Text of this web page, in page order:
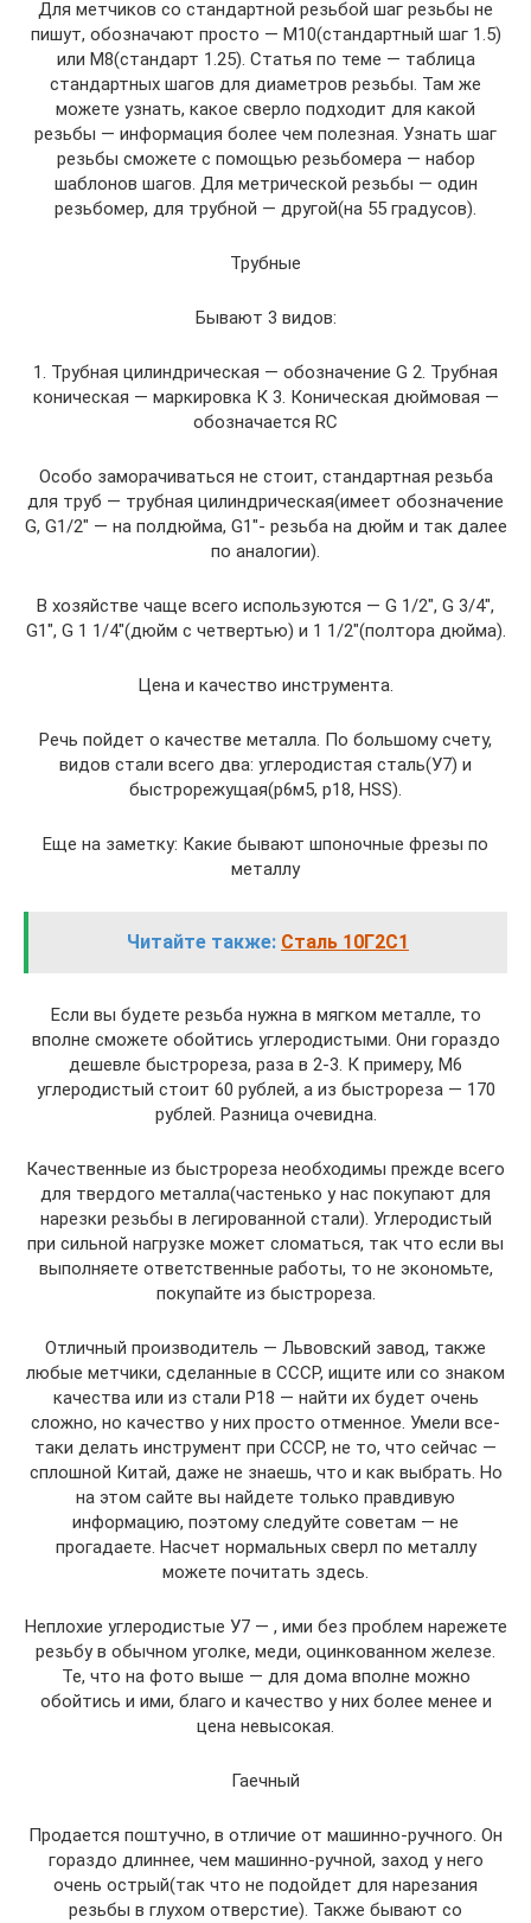
Для метчиков со стандартной резьбой шаг резьбы не
пишут, обозначают просто — М10(стандартный шаг 1.5)
или М8(стандарт 1.25). Статья по теме — таблица
стандартных шагов для диаметров резьбы. Там же
можете узнать, какое сверло подходит для какой
резьбы — информация более чем полезная. Узнать шаг
резьбы сможете с помощью резьбомера — набор
шаблонов шагов. Для метрической резьбы — один
резьбомер, для трубной — другой(на 55 градусов).
Трубные
Бывают 3 видов:
1. Трубная цилиндрическая — обозначение G 2. Трубная
коническая — маркировка К 3. Коническая дюймовая —
обозначается RC
Особо заморачиваться не стоит, стандартная резьба
для труб — трубная цилиндрическая(имеет обозначение
G, G1/2″ — на полдюйма, G1″- резьба на дюйм и так далее
по аналогии).
В хозяйстве чаще всего используются — G 1/2″, G 3/4″,
G1″, G 1 1/4″(дюйм с четвертью) и 1 1/2″(полтора дюйма).
Цена и качество инструмента.
Речь пойдет о качестве металла. По большому счету,
видов стали всего два: углеродистая сталь(У7) и
быстрорежущая(р6м5, р18, HSS).
Еще на заметку: Какие бывают шпоночные фрезы по
металлу
Читайте также: Сталь 10Г2С1
Если вы будете резьба нужна в мягком металле, то
вполне сможете обойтись углеродистыми. Они гораздо
дешевле быстрореза, раза в 2-3. К примеру, М6
углеродистый стоит 60 рублей, а из быстрореза — 170
рублей. Разница очевидна.
Качественные из быстрореза необходимы прежде всего
для твердого металла(частенько у нас покупают для
нарезки резьбы в легированной стали). Углеродистый
при сильной нагрузке может сломаться, так что если вы
выполняете ответственные работы, то не экономьте,
покупайте из быстрореза.
Отличный производитель — Львовский завод, также
любые метчики, сделанные в СССР, ищите или со знаком
качества или из стали Р18 — найти их будет очень
сложно, но качество у них просто отменное. Умели все-
таки делать инструмент при СССР, не то, что сейчас —
сплошной Китай, даже не знаешь, что и как выбрать. Но
на этом сайте вы найдете только правдивую
информацию, поэтому следуйте советам — не
прогадаете. Насчет нормальных сверл по металлу
можете почитать здесь.
Неплохие углеродистые У7 — , ими без проблем нарежете
резьбу в обычном уголке, меди, оцинкованном железе.
Те, что на фото выше — для дома вполне можно
обойтись и ими, благо и качество у них более менее и
цена невысокая.
Гаечный
Продается поштучно, в отличие от машинно-ручного. Он
гораздо длиннее, чем машинно-ручной, заход у него
очень острый(так что не подойдет для нарезания
резьбы в глухом отверстие). Также бывают со